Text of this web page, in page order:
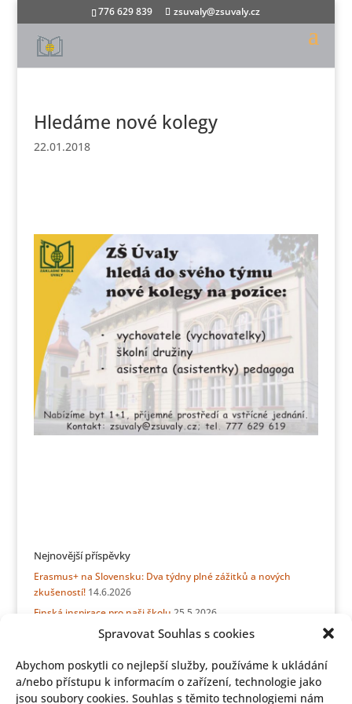
Spravovat Souhlas s cookies
Abychom poskytli co nejlepší služby, používáme k ukládání
a/nebo přístupu k informacím o zařízení, technologie jako
jsou soubory cookies. Souhlas s těmito technologiemi nám
776 629 839 zsuvaly@zsuvaly.cz
Hledáme nové kolegy
22.01.2018
Nejnovější příspěvky
Erasmus+ na Slovensku: Dva týdny plné zážitků a nových
zkušeností! 14.6.2026
Finská inspirace pro naši školu 25.5.2026
Erasmus přátelství bez hranic: týden se sicilskými kamarády
ERASMUS + Stínování v Německu15.5.2026
Informace z jídelny pro rodiče budoucích prvňáčků 11.5.2026